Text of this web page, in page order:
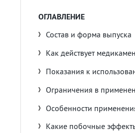
ОГЛАВЛЕНИЕ
Состав и форма выпуска
Как действует
Показания к
Ограничения в
Особенности
Какие побочные